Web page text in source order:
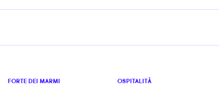
FORTE DEI MARMI OSPITALITÀ